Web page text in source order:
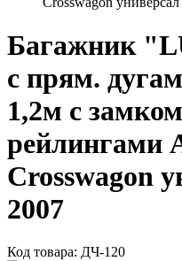
Багажник
с прям.
1,2м с
рейлингами
Crosswagon
2007
Код товара: ДЧ-120